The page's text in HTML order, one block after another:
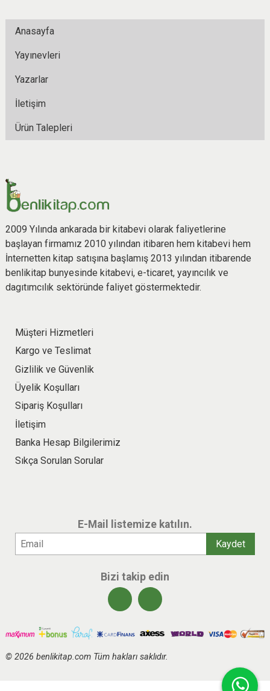
Anasayfa
Yayınevleri
Yazarlar
İletişim
Ürün Talepleri
2009 Yılında ankarada bir kitabevi olarak faliyetlerine
başlayan firmamız 2010 yılından itibaren hem kitabevi hem
İnternetten kitap satışına başlamış 2013 yılından itibarende
benlikitap bunyesinde kitabevi, e-ticaret, yayıncılık ve
dagıtımcılık sektöründe faliyet göstermektedir.
Müşteri Hizmetleri
Kargo ve Teslimat
Gizlilik ve Güvenlik
Üyelik Koşulları
Sipariş Koşulları
İletişim
Banka Hesap Bilgilerimiz
Sıkça Sorulan Sorular
E-Mail listemize katılın.
Bizi takip edin
© 2026 benlikitap.com Tüm hakları saklıdır.